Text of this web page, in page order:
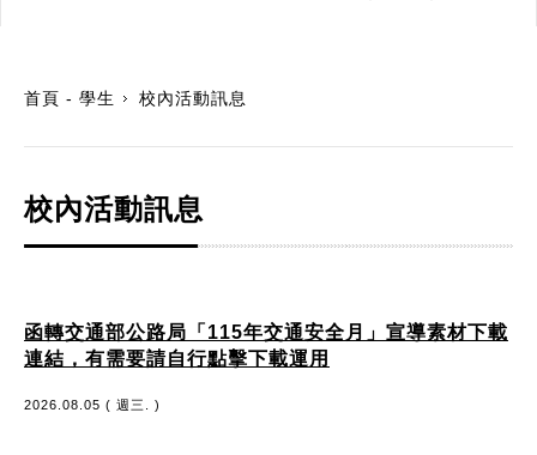
首頁 - 學生 校內活動訊息
校內活動訊息
函轉交通部公路局「115年交通安全月」宣導素材下載
連結，有需要請自行點擊下載運用
2026.08.05 ( 週三. )